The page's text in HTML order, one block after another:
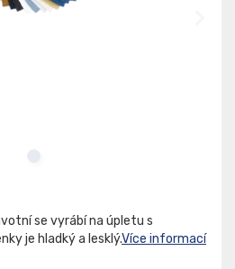
se vyrábí na úpletu s
je hladký a lesklý.Více informací